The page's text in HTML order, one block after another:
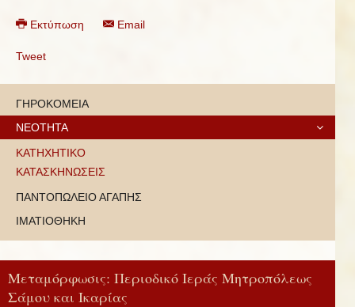
Εκτύπωση Email
Tweet
ΓΗΡΟΚΟΜΕΙΑ
ΝΕΟΤΗΤΑ
ΚΑΤΗΧΗΤΙΚΟ
ΚΑΤΑΣΚΗΝΩΣΕΙΣ
ΠΑΝΤΟΠΩΛΕΙΟ ΑΓΑΠΗΣ
ΙΜΑΤΙΟΘΗΚΗ
Μεταμόρφωσις: Περιοδικό Ιεράς Μητροπόλεως
Σάμου και Ικαρίας